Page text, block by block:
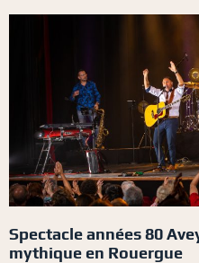
Spectacle années 80
mythique en Rouergue